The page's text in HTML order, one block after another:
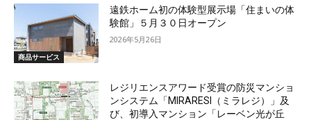
商品サービス
遠鉄ホーム初の体験型展示場「住まいの体
験館」５月３０日オープン
2026年5月26日
レジリエンスアワード受賞の防災マンショ
ンシステム「MIRARESI（ミラレジ）」及
び、初導入マンション「レーベン光が丘